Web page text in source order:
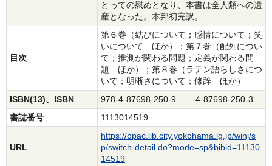
とっての慰めとなり、本書は全人類への遺
産となった。本邦初完訳。
目次
第６巻（結びについて；感情について；笑
いについて ほか）；第７巻（配列につい
て；推測が関わる問題；定義が関わる問
題 ほか）；第８巻（ラテン語らしさにつ
いて；明晰さについて；修辞 ほか）
ISBN(13)、ISBN
978-4-87698-250-9 4-87698-250-3
書誌番号
1113014519
URL
https://opac.lib.city.yokohama.lg.jp/winj/s
p/switch-detail.do?mode=sp&bibid=11130
14519